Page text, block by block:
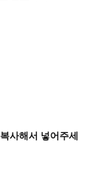
사해서 넣어주세